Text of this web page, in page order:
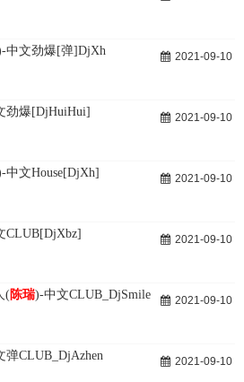
中文劲爆[弹]DjXh 2021-09-10
劲爆[DjHuiHui] 2021-09-10
中文House[DjXh] 2021-09-10
CLUB[DjXbz] 2021-09-10
(陈瑞)-中文CLUB_DjSmile 2021-09-10
弹CLUB_DjAzhen 2021-09-10